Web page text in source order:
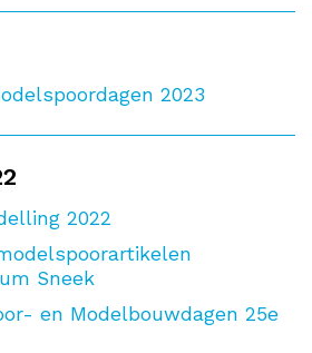
2023
2022
Sneek
en Modelbouwdagen 25e